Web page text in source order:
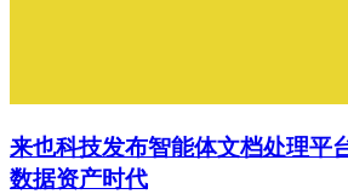
来也科技发布智能体文档处理平
数据资产时代